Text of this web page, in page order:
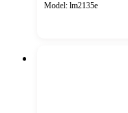
Model: lm2135e